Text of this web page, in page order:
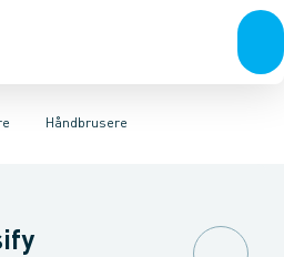
& rørKuglehaner & ventiler
VaskeArmaturer
Håndbrusere
BrusesætBrusestænger